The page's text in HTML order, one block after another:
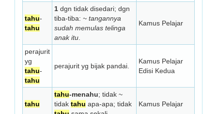
tahu-
tahu
1 dgn tidak disedari; dgn
tiba-tiba: ~ tangannya
sudah memulas telinga
anak itu
Kamus Pelajar
perajurit
yg
tahu-
tahu
perajurit yg bijak pandai.
Kamus Pelajar
Edisi Kedua
tahu
tahu-menahu; tidak ~
tidak tahu apa-apa; tidak
Kamus Pelajar